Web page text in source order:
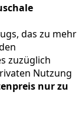
das zu mehr
zuzüglich
Nutzung
nur zu